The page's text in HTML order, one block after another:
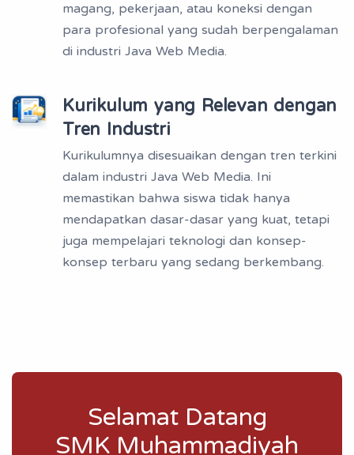
magang, pekerjaan, atau koneksi dengan
para profesional yang sudah berpengalaman
di industri Java Web Media.
Kurikulum yang Relevan dengan
Tren Industri
Kurikulumnya disesuaikan dengan tren terkini
dalam industri Java Web Media. Ini
memastikan bahwa siswa tidak hanya
mendapatkan dasar-dasar yang kuat, tetapi
juga mempelajari teknologi dan konsep-
konsep terbaru yang sedang berkembang.
Selamat Datang
SMK Muhammadiyah